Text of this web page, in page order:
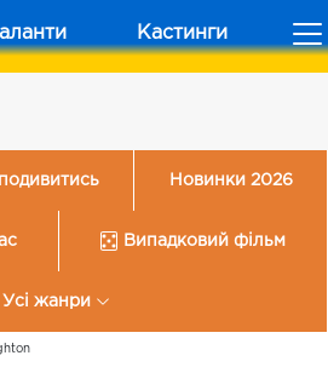
Кастинги
Новинки 2026
Випадковий фільм
Усі жанри